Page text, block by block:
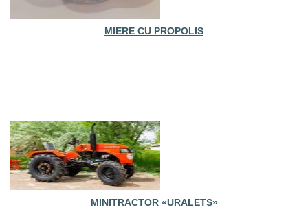
MIERE CU PROPOLIS
MINITRACTOR «URALETS»